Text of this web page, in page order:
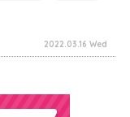
2022.03.16 Wed